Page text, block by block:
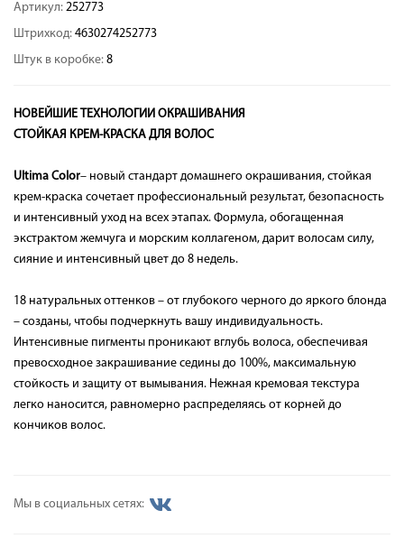
Артикул: 252773
Штрихкод: 4630274252773
Штук в коробке: 8
НОВЕЙШИЕ ТЕХНОЛОГИИ ОКРАШИВАНИЯ
СТОЙКАЯ КРЕМ-КРАСКА ДЛЯ ВОЛОС
Ultima Color– новый стандарт домашнего окрашивания, стойкая
крем-краска сочетает профессиональный результат, безопасность
и интенсивный уход на всех этапах. Формула, обогащенная
экстрактом жемчуга и морским коллагеном, дарит волосам силу,
сияние и интенсивный цвет до 8 недель.
18 натуральных оттенков – от глубокого черного до яркого блонда
– созданы, чтобы подчеркнуть вашу индивидуальность.
Интенсивные пигменты проникают вглубь волоса, обеспечивая
превосходное закрашивание седины до 100%, максимальную
стойкость и защиту от вымывания. Нежная кремовая текстура
легко наносится, равномерно распределяясь от корней до
кончиков волос.
Мы в социальных сетях: